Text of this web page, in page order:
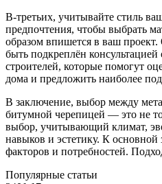
В-третьих, учитывайте стиль
предпочтения, чтобы выбрать
образом впишется в ваш
быть подкреплён
строителей, которые помогут
дома и предложить наиболее
В заключение, выбор между
битумной черепицей — это не
выбор, учитывающий климат,
навыков и эстетику. К основной
факторов и потребностей.
Популярные статьи